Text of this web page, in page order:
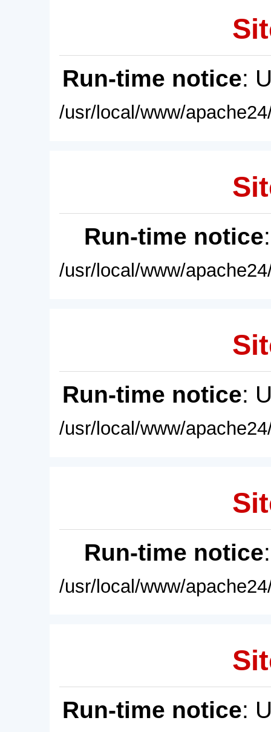
Run-time notice:
/usr/local/www/
Run-time notice
/usr/local/www/
Run-time notice:
/usr/local/www/
Run-time notice
/usr/local/www/
Run-time notice: